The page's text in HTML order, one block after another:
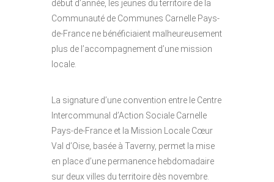
début d’année, les jeunes du territoire de la
Communauté de Communes Carnelle Pays-
de-France ne bénéficiaient malheureusement
plus de l’accompagnement d’une mission
locale.
La signature d’une convention entre le Centre
Intercommunal d’Action Sociale Carnelle
Pays-de-France et la Mission Locale Cœur
Val d’Oise, basée à Taverny, permet la mise
en place d’une permanence hebdomadaire
sur deux villes du territoire dès novembre.